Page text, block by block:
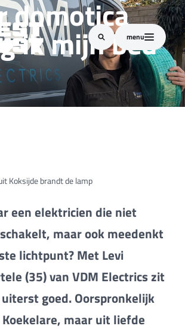
menu
domotica
ik mijn bed
Koksijde brandt de lamp
een elektricien die niet
maar ook meedenkt
lichtpunt? Met Levi
(35) van VDM Electrics zit
goed. Oorspronkelijk
maar uit liefde